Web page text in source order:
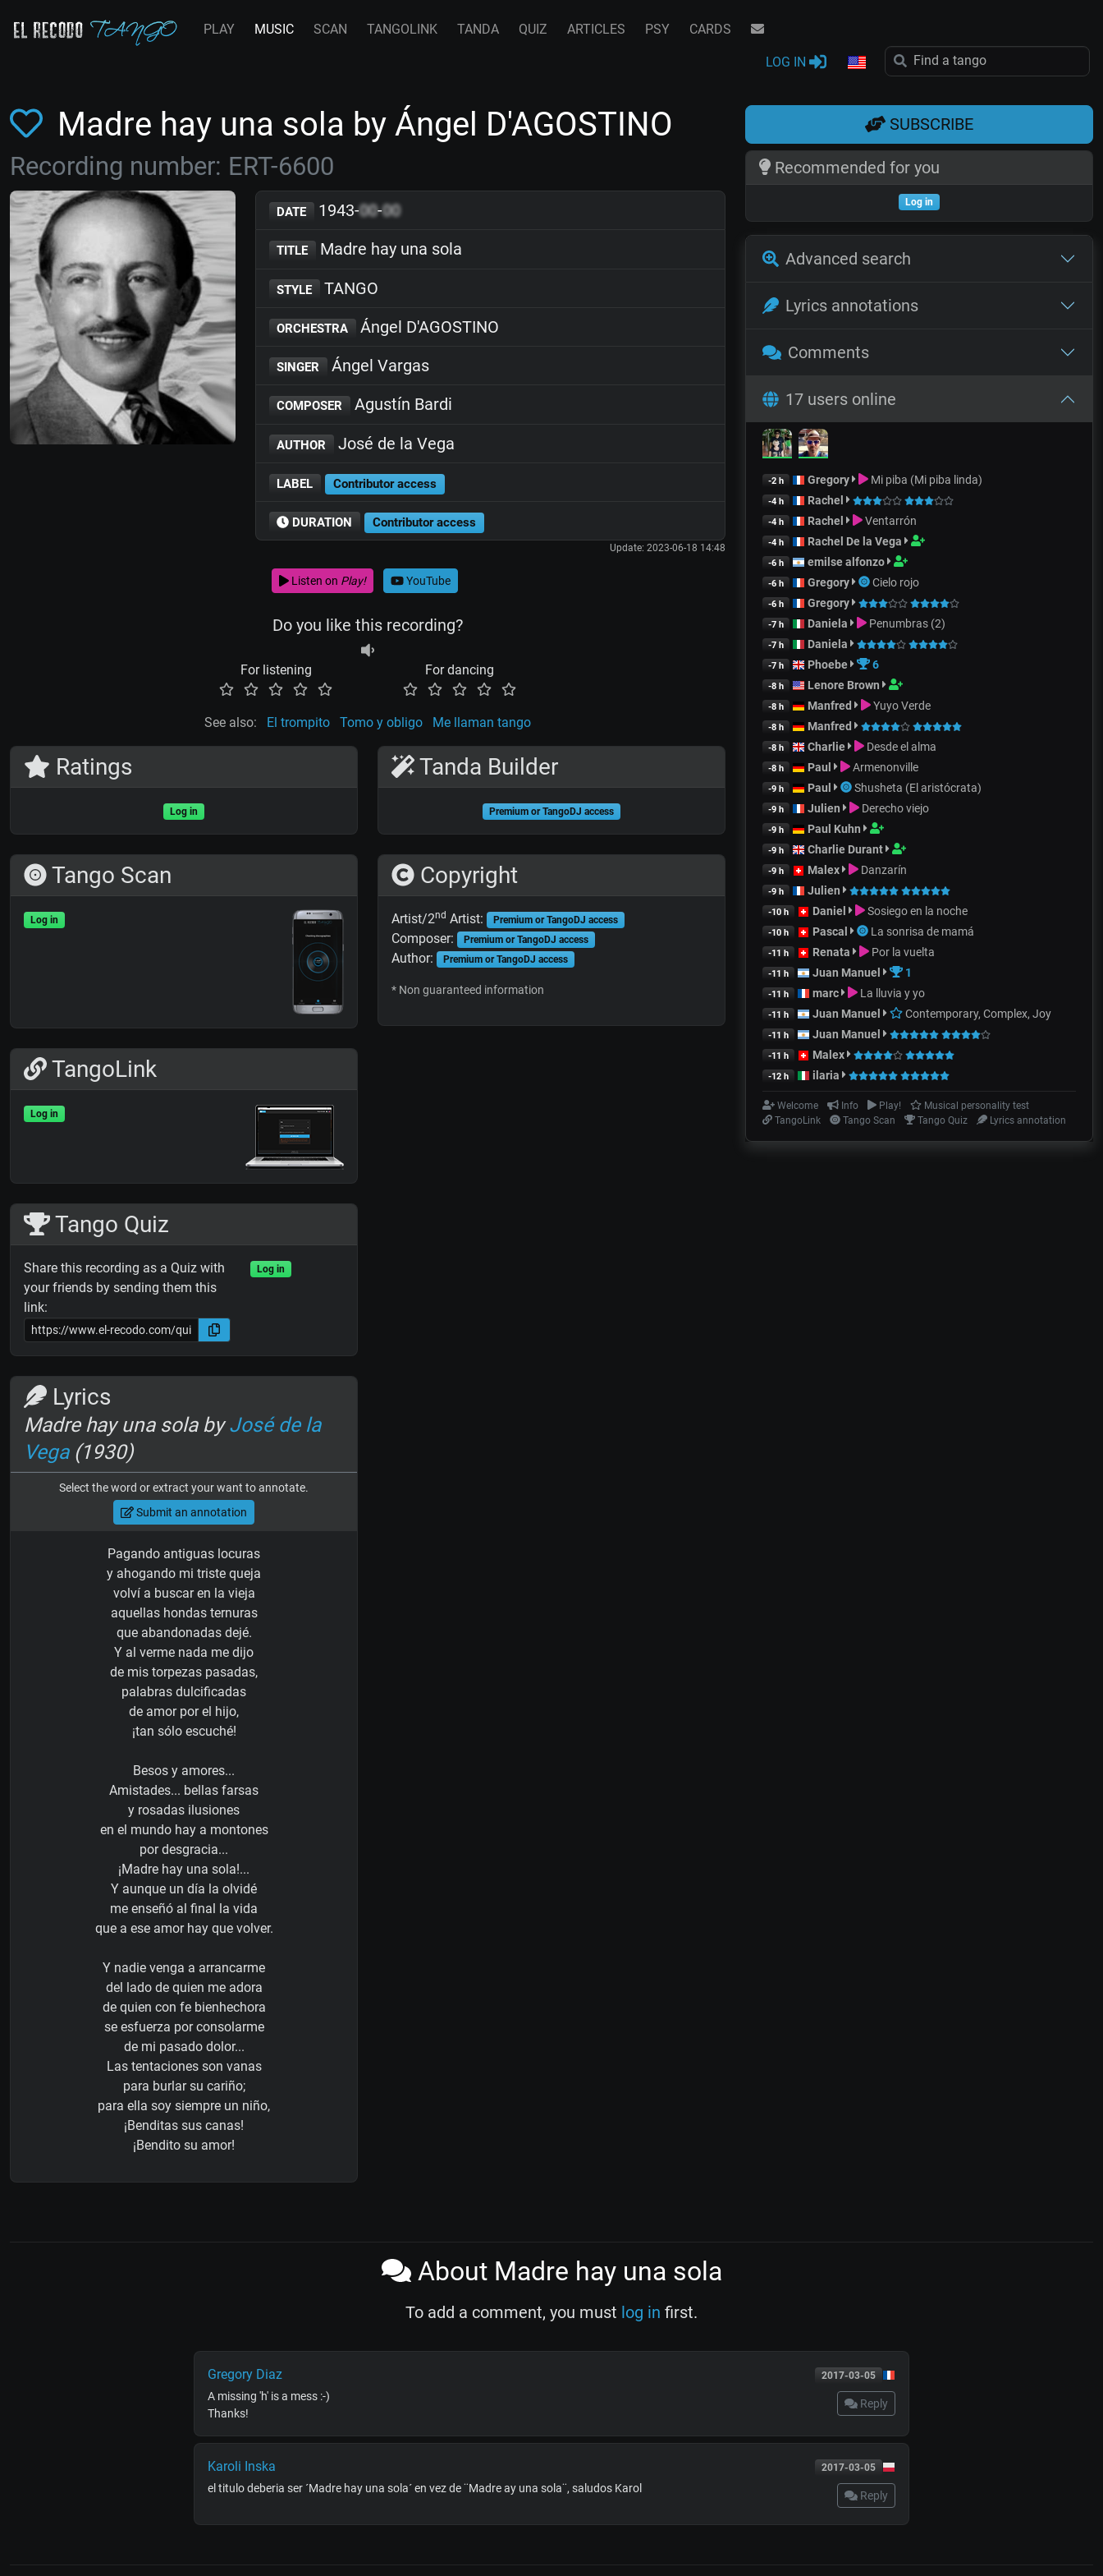
PLAY MUSIC SCAN TANGOLINK TANDA QUIZ ARTICLES PSY CARDS
LOG IN
Madre hay una sola by Ángel D'AGOSTINO
Recording number: ERT-6600
DATE 1943-00-00
TITLE Madre hay una sola
STYLE TANGO
ORCHESTRA Ángel D'AGOSTINO
SINGER Ángel Vargas
COMPOSER Agustín Bardi
AUTHOR José de la Vega
LABEL Contributor access
DURATION Contributor access
Update: 2023-06-18 14:48
Listen on Play! YouTube
Do you like this recording?
For listening For dancing
See also: El trompito Tomo y obligo Me llaman tango
Ratings
Log in
Tango Scan
Log in
TangoLink
Log in
Tango Quiz
Share this recording as a Quiz with
your friends by sending them this
link:
Log in
Lyrics
Madre hay una sola byJosé de la
Vega(1930)
Select the word or extract your want to annotate.
Submit an annotation
Pagando antiguas locuras
y ahogando mi triste queja
volví a buscar en la vieja
aquellas hondas ternuras
que abandonadas dejé.
Y al verme nada me dijo
de mis torpezas pasadas,
palabras dulcificadas
de amor por el hijo,
¡tan sólo escuché!
Besos y amores...
Amistades... bellas farsas
y rosadas ilusiones
en el mundo hay a montones
por desgracia...
¡Madre hay una sola!...
Y aunque un día la olvidé
me enseñó al final la vida
que a ese amor hay que volver.
Y nadie venga a arrancarme
del lado de quien me adora
de quien con fe bienhechora
se esfuerza por consolarme
de mi pasado dolor...
Las tentaciones son vanas
para burlar su cariño;
para ella soy siempre un niño,
¡Benditas sus canas!
¡Bendito su amor!
Tanda Builder
Premium or TangoDJ access
Copyright
Artist/2nd Artist: Premium or TangoDJ access
Composer: Premium or TangoDJ access
Author: Premium or TangoDJ access
* Non guaranteed information
SUBSCRIBE
Recommended for you
Log in
Advanced search
Lyrics annotations
Comments
17 users online
-2 h Gregory Mi piba (Mi piba linda)
-4 h Rachel
-4 h Rachel Ventarrón
-4 h Rachel De la Vega
-6 h emilse alfonzo
-6 h Gregory Cielo rojo
-6 h Gregory
-7 h Daniela Penumbras (2)
-7 h Daniela
-7 h Phoebe 6
-8 h Lenore Brown
-8 h Manfred Yuyo Verde
-8 h Manfred
-8 h Charlie Desde el alma
-8 h Paul Armenonville
-9 h Paul Shusheta (El aristócrata)
-9 h Julien Derecho viejo
-9 h Paul Kuhn
-9 h Charlie Durant
-9 h Malex Danzarín
-9 h Julien
-10 h Daniel Sosiego en la noche
-10 h Pascal La sonrisa de mamá
-11 h Renata Por la vuelta
-11 h Juan Manuel 1
-11 h marc La lluvia y yo
-11 h Juan Manuel Contemporary, Complex, Joy
-11 h Juan Manuel
-11 h Malex
-12 h ilaria
Welcome Info Play!
Musical personality test
TangoLink
Tango Scan Tango Quiz Lyrics annotation
About Madre hay una sola
To add a comment, you must log in first.
2017-03-05
Gregory Diaz
Reply
A missing 'h' is a mess :-)
Thanks!
2017-03-05
Karoli Inska
Reply
el titulo deberia ser ´Madre hay una sola´ en vez de ¨Madre ay una sola¨, saludos Karol